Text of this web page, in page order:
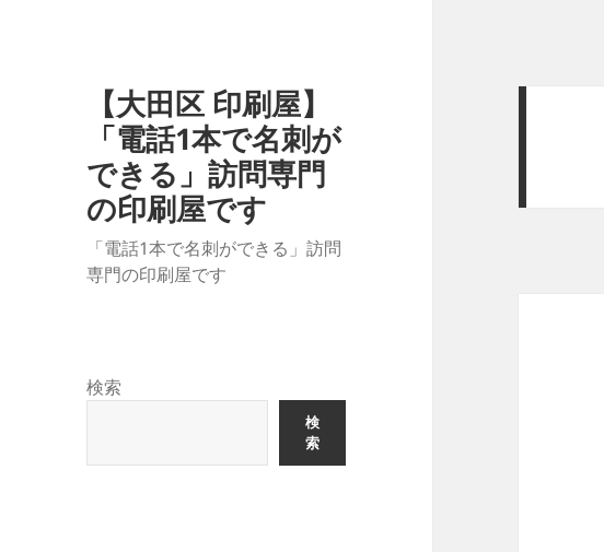
【大田区 印刷屋】
「電話1本で名刺が
できる」訪問専門
の印刷屋です
「電話1本で名刺ができる」訪問
専門の印刷屋です
検索
検
索